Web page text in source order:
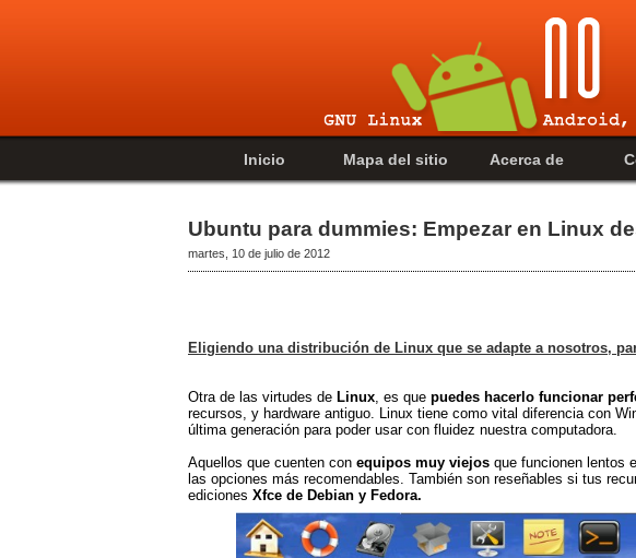
Inicio Mapa del sitio Acerca de
Ubuntu para dummies: Empezar en Linux
martes, 10 de julio de 2012
Eligiendo una distribución de Linux que se adapte a nosotros,
Otra de las virtudes de Linux , es que puedes hacerlo funcionar
recursos, y hardware antiguo. Linux tiene como vital diferencia con
última generación para poder usar con fluidez nuestra computadora.
Aquellos que cuenten con equipos muy viejos que funcionen lentos
las opciones más recomendables. También son reseñables si tus
ediciones Xfce de Debian y Fedora.